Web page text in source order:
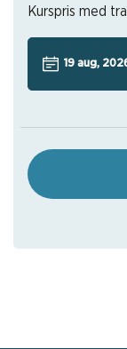
Kurspris med
19 aug,